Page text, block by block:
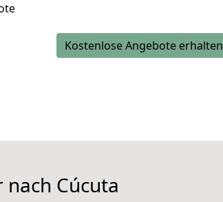
Kostenlose Angebote erhalten
Cúcuta